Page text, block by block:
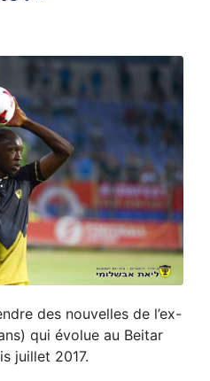
des nouvelles de l’ex-
qui évolue au Beitar
juillet 2017.